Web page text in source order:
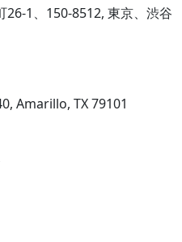
26-1、150-8512, 東京、渋谷
Amarillo, TX 79101